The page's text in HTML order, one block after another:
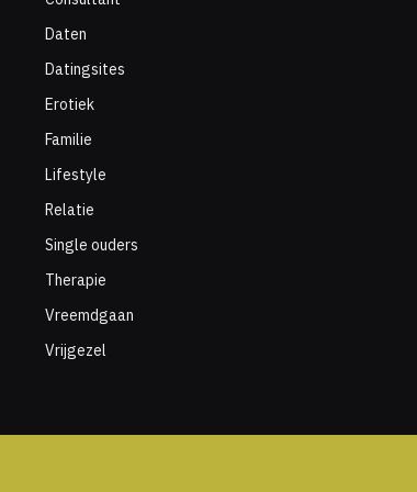
Daten
Datingsites
Erotiek
Familie
Lifestyle
Relatie
Single ouders
Therapie
Vreemdgaan
Vrijgezel